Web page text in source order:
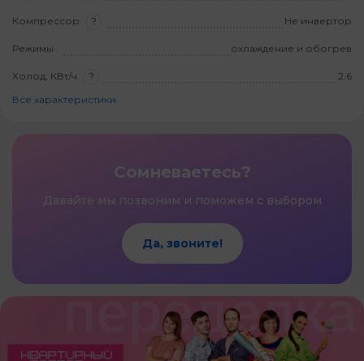
Компрессор ? Не инвертор
Режимы охлаждение и обогрев
Холод, КВт/ч ?
2.6
Все характеристики
Сомневаетесь?
Давайте мы позвоним и поможем с выбором
Да, звоните!